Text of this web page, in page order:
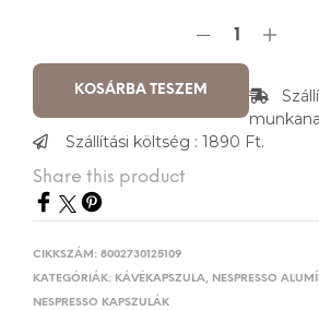
KOSÁRBA TESZEM
Szállítási költség : 1890 Ft.
Share this product
CIKKSZÁM: 8002730125109
KATEGÓRIÁK: KÁVÉKAPSZULA, NESPRESSO
NESPRESSO KAPSZULÁK